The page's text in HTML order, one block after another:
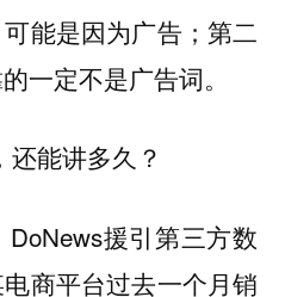
能是因为广告；第二
一定不是广告词。
能讲多久？
援引第三方数
商平台过去一个月销